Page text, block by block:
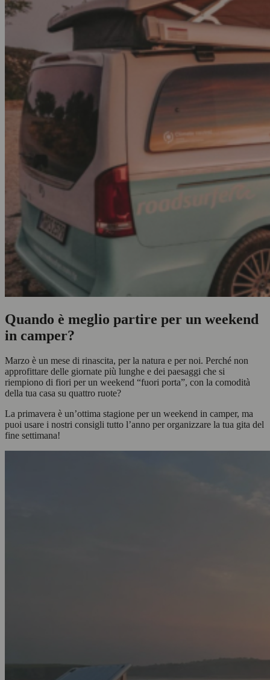
Quando è meglio partire per un weekend
in camper?
Marzo è un mese di rinascita, per la natura e per noi. Perché non
approfittare delle giornate più lunghe e dei paesaggi che si
riempiono di fiori per un weekend “fuori porta”, con la comodità
della tua casa su quattro ruote?
La primavera è un’ottima stagione per un weekend in camper, ma
puoi usare i nostri consigli tutto l’anno per organizzare la tua gita del
fine settimana!